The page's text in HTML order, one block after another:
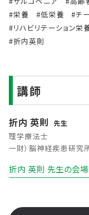
#栄養
#低栄養
#チ
#リハビリテーション栄
#折内英則
講師
折内 英則 先生
理学療法士
一財）脳神経疾患研
折内 英則 先生の会場